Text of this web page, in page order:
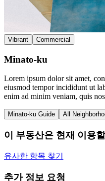
Vibrant Commercial
Minato-ku
Lorem ipsum dolor sit amet,
eiusmod tempor incididunt ut
enim ad minim veniam, quis
Minato-ku Guide All
이 부동산은 현재 이용
유사한 항목 찾기
추가 정보 요청